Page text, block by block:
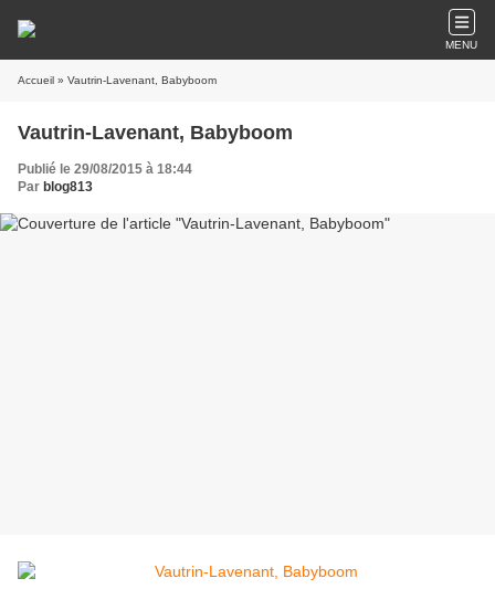
MENU
Accueil » Vautrin-Lavenant, Babyboom
Vautrin-Lavenant, Babyboom
Publié le 29/08/2015 à 18:44
Par blog813